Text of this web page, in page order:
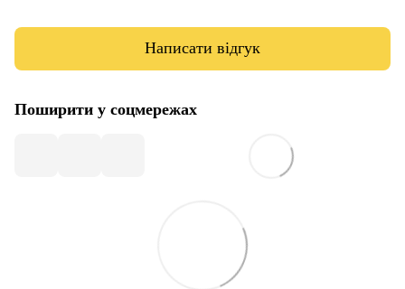
Написати відгук
Поширити у соцмережах